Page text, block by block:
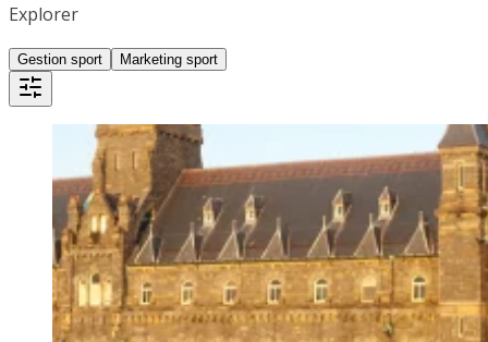
Explorer
Gestion sport Marketing sport